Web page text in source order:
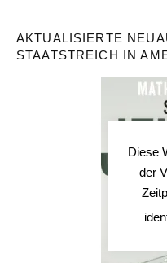
AKTUALISIERTE
STAATSTREICH IN
Diese
der